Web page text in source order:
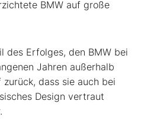
BMW auf große
des Erfolges, den BMW bei
Jahren außerhalb
dass sie auch bei
Design vertraut